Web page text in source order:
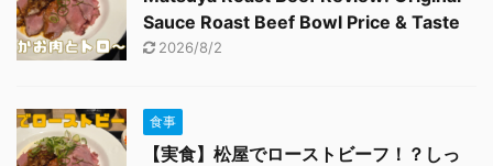
Sauce Roast Beef Bowl Price & Taste
2026/8/2
食事
【実食】松屋でローストビーフ！？しっ